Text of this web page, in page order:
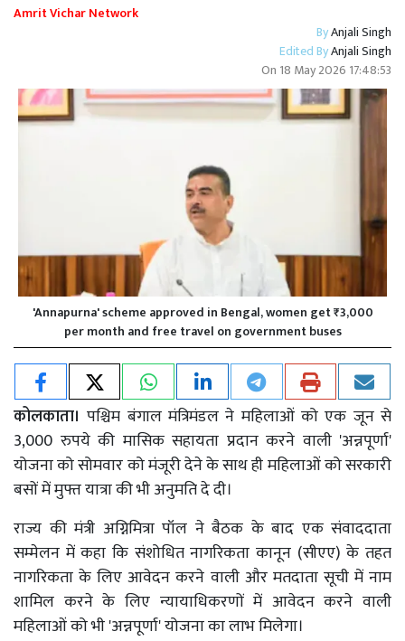
Amrit Vichar Network
ByAnjali Singh
Edited ByAnjali Singh
On 18 May 2026 17:48:53
'Annapurna' scheme approved in Bengal, women get ₹3,000
per month and free travel on government buses
कोलकाता। पश्चिम बंगाल मंत्रिमंडल ने महिलाओं को एक जून से
3,000 रुपये की मासिक सहायता प्रदान करने वाली 'अन्नपूर्णा'
योजना को सोमवार को मंजूरी देने के साथ ही महिलाओं को सरकारी
बसों में मुफ्त यात्रा की भी अनुमति दे दी।
राज्य की मंत्री अग्निमित्रा पॉल ने बैठक के बाद एक संवाददाता
सम्मेलन में कहा कि संशोधित नागरिकता कानून (सीएए) के तहत
नागरिकता के लिए आवेदन करने वाली और मतदाता सूची में नाम
शामिल करने के लिए न्यायाधिकरणों में आवेदन करने वाली
महिलाओं को भी 'अन्नपूर्णा' योजना का लाभ मिलेगा।